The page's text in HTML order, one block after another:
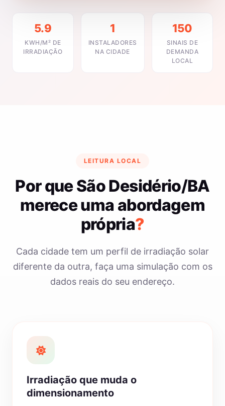
5.9
KWH/M² DE
IRRADIAÇÃO
1
INSTALADORES
NA CIDADE
150
SINAIS DE
DEMANDA
LOCAL
LEITURA LOCAL
Por que São Desidério/BA
merece uma abordagem
própria?
Cada cidade tem um perfil de irradiação solar
diferente da outra, faça uma simulação com os
dados reais do seu endereço.
Irradiação que muda o
dimensionamento